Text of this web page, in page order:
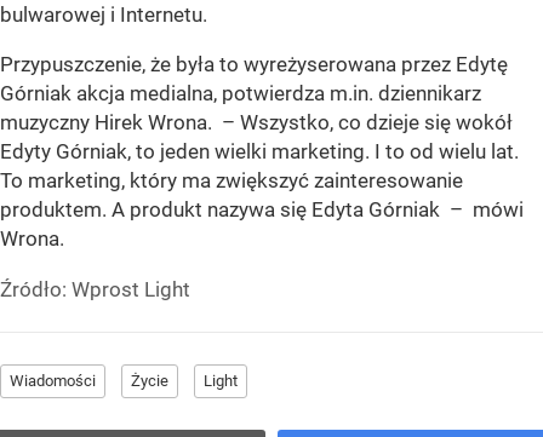
bulwarowej i Internetu.
Przypuszczenie, że była to wyreżyserowana przez Edytę
Górniak akcja medialna, potwierdza m.in. dziennikarz
muzyczny Hirek Wrona. – Wszystko, co dzieje się wokół
Edyty Górniak, to jeden wielki marketing. I to od wielu lat.
To marketing, który ma zwiększyć zainteresowanie
produktem. A produkt nazywa się Edyta Górniak – mówi
Wrona.
Źródło: Wprost Light
Wiadomości Życie Light